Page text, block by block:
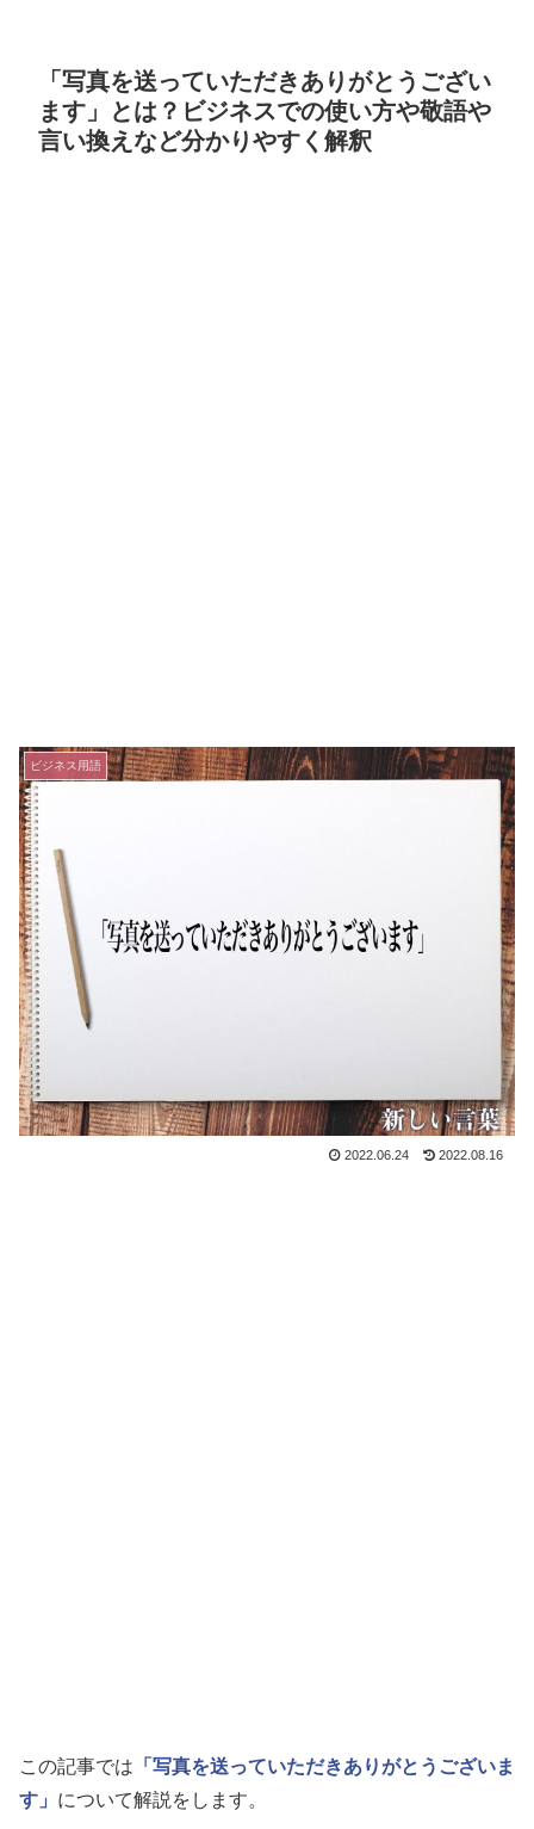
「写真を送っていただきありがとうござい
ます」とは？ビジネスでの使い方や敬語や
言い換えなど分かりやすく解釈
ビジネス用語
2022.06.24 2022.08.16
この記事では 「写真を送っていただきありがとうございま
す」 について解説をします。